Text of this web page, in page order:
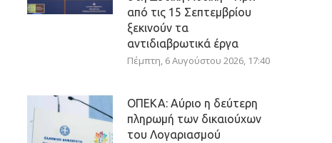
από τις 15 Σεπτεμβρίου
ξεκινούν τα
αντιδιαβρωτικά έργα
Πέμπτη, 6 Αυγούστου 2026, 17:40
ΟΠΕΚΑ: Αύριο η δεύτερη
πληρωμή των δικαιούχων
του Λογαριασμού